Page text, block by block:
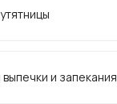
и запекания